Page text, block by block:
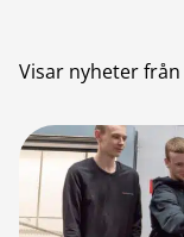
Visar nyheter från